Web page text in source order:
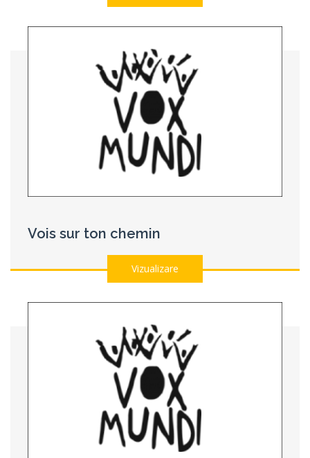
Vois sur ton chemin
Vizualizare